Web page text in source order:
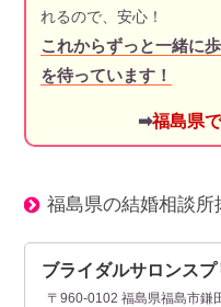
れるので、安心！
これからずっと一緒に
を待っています！
➡福島県
福島県の結婚相談所
ブライダルサロンス
〒960-0102 福島県福島市鎌